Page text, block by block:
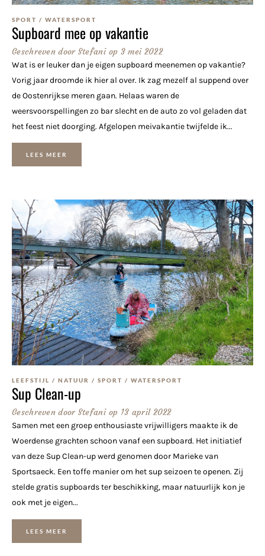
SPORT / WATERSPORT
Supboard mee op vakantie
Geschreven doorStefani op 3 mei 2022
Wat is er leuker dan je eigen supboard meenemen op vakantie?
Vorig jaar droomde ik hier al over. Ik zag mezelf al suppend over
de Oostenrijkse meren gaan. Helaas waren de
weersvoorspellingen zo bar slecht en de auto zo vol geladen dat
het feest niet doorging. Afgelopen meivakantie twijfelde ik...
LEES MEER
LEEFSTIJL / NATUUR / SPORT / WATERSPORT
Sup Clean-up
Geschreven doorStefani op 13 april 2022
Samen met een groep enthousiaste vrijwilligers maakte ik de
Woerdense grachten schoon vanaf een supboard. Het initiatief
van deze Sup Clean-up werd genomen door Marieke van
Sportsaeck. Een toffe manier om het sup seizoen te openen. Zij
stelde gratis supboards ter beschikking, maar natuurlijk kon je
ook met je eigen...
LEES MEER